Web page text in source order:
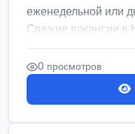
еженедельной или
Свежие вакансии в
0 просмотров